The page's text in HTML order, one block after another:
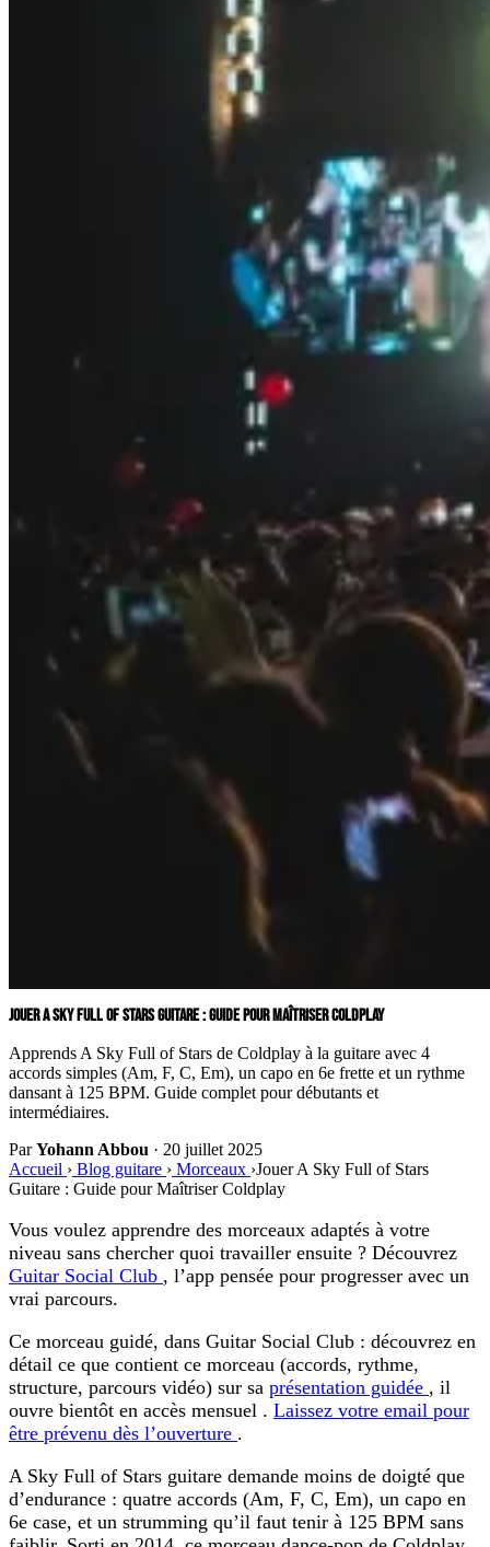
JOUER A SKY FULL OF STARS GUITARE : GUIDE POUR MAÎTRISER COLDPLAY
Apprends A Sky Full of Stars de Coldplay à la guitare avec 4
accords simples (Am, F, C, Em), un capo en 6e frette et un rythme
dansant à 125 BPM. Guide complet pour débutants et
intermédiaires.
ParYohann Abbou · 20 juillet 2025
Accueil › Blog guitare › Morceaux ›Jouer A Sky Full of Stars
Guitare : Guide pour Maîtriser Coldplay
Vous voulez apprendre des morceaux adaptés à votre
niveau sans chercher quoi travailler ensuite ? Découvrez
Guitar Social Club , l’app pensée pour progresser avec un
vrai parcours.
Ce morceau guidé, dans Guitar Social Club : découvrez en
détail ce que contient ce morceau (accords, rythme,
structure, parcours vidéo) sur sa présentation guidée , il
ouvre bientôt en accès mensuel . Laissez votre email pour
être prévenu dès l’ouverture .
A Sky Full of Stars guitare demande moins de doigté que
d’endurance : quatre accords (Am, F, C, Em), un capo en
6e case, et un strumming qu’il faut tenir à 125 BPM sans